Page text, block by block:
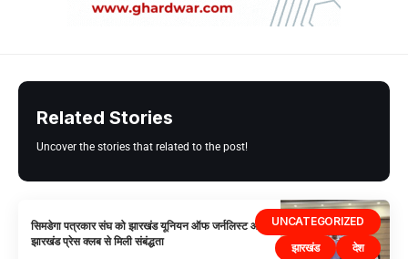
Related Stories
Uncover the stories that related to the post!
UNCATEGORIZED
झारखंड
देश
सिमडेगा पत्रकार संघ को झारखंड यूनियन ऑफ जर्नलिस्‍ट और
झारखंड प्रेस क्‍लब से मिली संबंद्धता